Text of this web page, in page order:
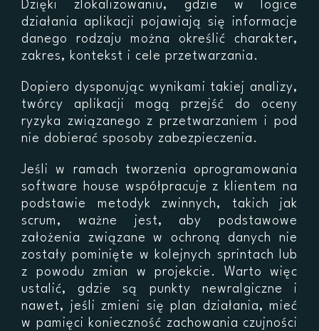
Dzięki zlokalizowaniu, gdzie w logice
działania aplikacji pojawiają się informacje
danego rodzaju można określić charakter,
zakres, kontekst i cele przetwarzania.
Dopiero dysponując wynikami takiej analizy,
twórcy aplikacji mogą przejść do oceny
ryzyka związanego z przetwarzaniem i pod
nie dobierać sposoby zabezpieczenia.
Jeśli w ramach tworzenia oprogramowania
software house współpracuje z klientem na
podstawie metodyk zwinnych, takich jak
scrum, ważne jest, aby podstawowe
założenia związane w ochroną danych nie
zostały pominięte w kolejnych sprintach lub
z powodu zmian w projekcie. Warto więc
ustalić, gdzie są punkty newralgiczne i
nawet, jeśli zmieni się plan działania, mieć
w pamięci konieczność zachowania czujności